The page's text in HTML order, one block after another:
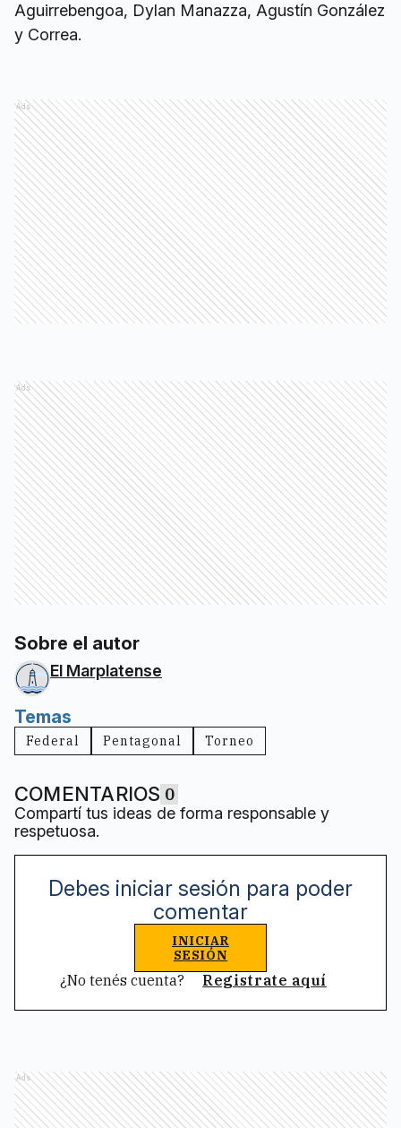
Aguirrebengoa, Dylan Manazza, Agustín González
y Correa.
Ads
Ads
Sobre el autor
El Marplatense
Temas
Federal Pentagonal Torneo
COMENTARIOS 0
Compartí tus ideas de forma responsable y
respetuosa.
Debes iniciar sesión para poder
comentar
INICIAR
SESIÓN
¿No tenés cuenta? Registrate aquí
Ads